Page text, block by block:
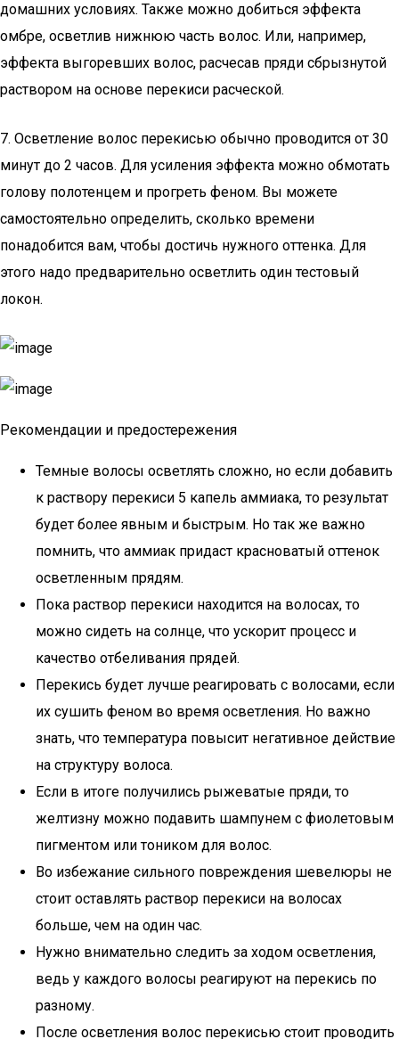
домашних условиях. Также можно добиться эффекта
омбре, осветлив нижнюю часть волос. Или, например,
эффекта выгоревших волос, расчесав пряди сбрызнутой
раствором на основе перекиси расческой.
7. Осветление волос перекисью обычно проводится от 30
минут до 2 часов. Для усиления эффекта можно обмотать
голову полотенцем и прогреть феном. Вы можете
самостоятельно определить, сколько времени
понадобится вам, чтобы достичь нужного оттенка. Для
этого надо предварительно осветлить один тестовый
локон.
Рекомендации и предостережения
Темные волосы осветлять сложно, но если добавить
к раствору перекиси 5 капель аммиака, то результат
будет более явным и быстрым. Но так же важно
помнить, что аммиак придаст красноватый оттенок
осветленным прядям.
Пока раствор перекиси находится на волосах, то
можно сидеть на солнце, что ускорит процесс и
качество отбеливания прядей.
Перекись будет лучше реагировать с волосами, если
их сушить феном во время осветления. Но важно
знать, что температура повысит негативное действие
на структуру волоса.
Если в итоге получились рыжеватые пряди, то
желтизну можно подавить шампунем с фиолетовым
пигментом или тоником для волос.
Во избежание сильного повреждения шевелюры не
стоит оставлять раствор перекиси на волосах
больше, чем на один час.
Нужно внимательно следить за ходом осветления,
ведь у каждого волосы реагируют на перекись по
разному.
После осветления волос перекисью стоит проводить